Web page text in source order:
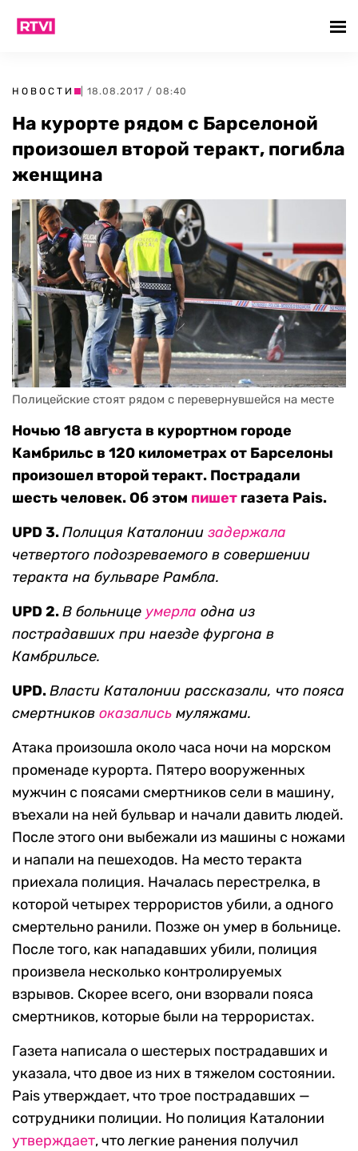
НОВОСТИ | 18.08.2017 / 08:40
На курорте рядом с Барселоной
произошел второй теракт, погибла
женщина
Полицейские стоят рядом с перевернувшейся на месте
Ночью 18 августа в курортном городе
Камбрильс в 120 километрах от Барселоны
произошел второй теракт. Пострадали
шесть человек. Об этом пишет газета Pais.
UPD 3.Полиция Каталонии задержала
четвертого подозреваемого в совершении
теракта на бульваре Рамбла.
UPD 2.В больнице умерла одна из
пострадавших при наезде фургона в
Камбрильсе.
UPD.Власти Каталонии рассказали, что пояса
смертников оказались муляжами.
Атака произошла около часа ночи на морском
променаде курорта. Пятеро вооруженных
мужчин с поясами смертников сели в машину,
въехали на ней бульвар и начали давить людей.
После этого они выбежали из машины с ножами
и напали на пешеходов. На место теракта
приехала полиция. Началась перестрелка, в
которой четырех террористов убили, а одного
смертельно ранили. Позже он умер в больнице.
После того, как нападавших убили, полиция
произвела несколько контролируемых
взрывов. Скорее всего, они взорвали пояса
смертников, которые были на террористах.
Газета написала о шестерых пострадавших и
указала, что двое из них в тяжелом состоянии.
Pais утверждает, что трое пострадавших —
сотрудники полиции. Но полиция Каталонии
утверждает, что легкие ранения получил